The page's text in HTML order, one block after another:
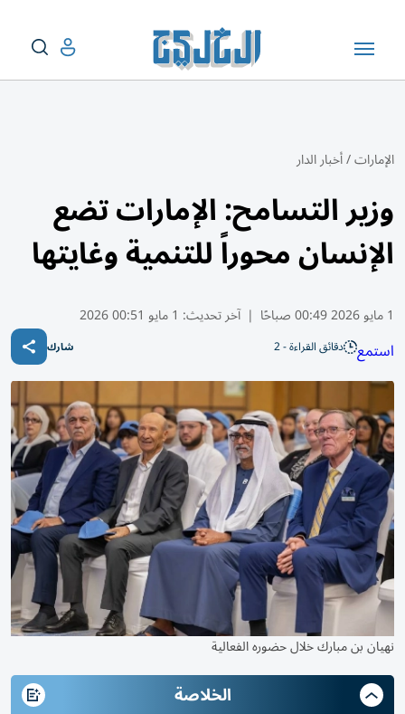
الإمارات/أخبار الدار
وزير التسامح: الإمارات تضع
الإنسان محوراً للتنمية وغايتها
1 مايو 2026 00:49 صباحًا | آخر تحديث: 1 مايو 00:51 2026
استمع دقائق القراءة - 2 شارك
نهيان بن مبارك خلال حضوره الفعالية
الخلاصة